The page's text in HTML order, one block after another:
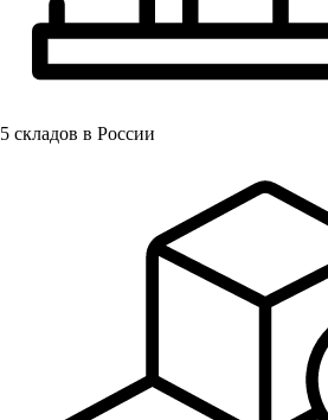
5 складов в России